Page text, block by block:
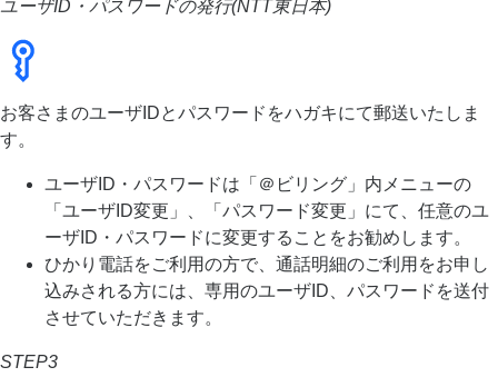
ユーザID・パスワードの発行(NTT東日本)
お客さまのユーザIDとパスワードをハガキにて郵送いたしま
す。
ユーザID・パスワードは「＠ビリング」内メニューの
「ユーザID変更」、「パスワード変更」にて、任意のユ
ーザID・パスワードに変更することをお勧めします。
ひかり電話をご利用の方で、通話明細のご利用をお申し
込みされる方には、専用のユーザID、パスワードを送付
させていただきます。
STEP3